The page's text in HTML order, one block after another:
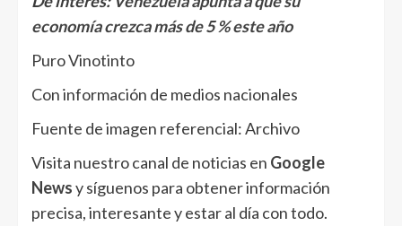
economía crezca más de 5 % este año
Puro Vinotinto
Con información de medios nacionales
Fuente de imagen referencial: Archivo
Visita nuestro canal de noticias en Google
Newsy síguenos para obtener información
precisa, interesante y estar al día con todo.